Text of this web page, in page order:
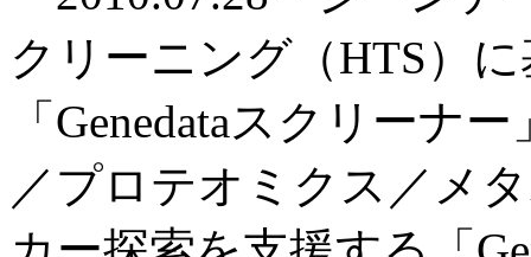
クリーニング（HTS）
「Genedataスクリーナ
／プロテオミクス／メ